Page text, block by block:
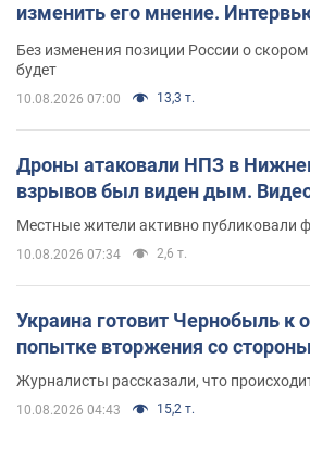
изменить его мнение.
Без изменения позиции России о
будет
10.08.2026 07:00 13,3 т.
Дроны атаковали НПЗ в
взрывов был виден дым.
Местные жители активно публиковали
10.08.2026 07:34 2,6 т.
Украина готовит Чернобыль к
попытке вторжения со
Журналисты рассказали, что
10.08.2026 04:43 15,2 т.